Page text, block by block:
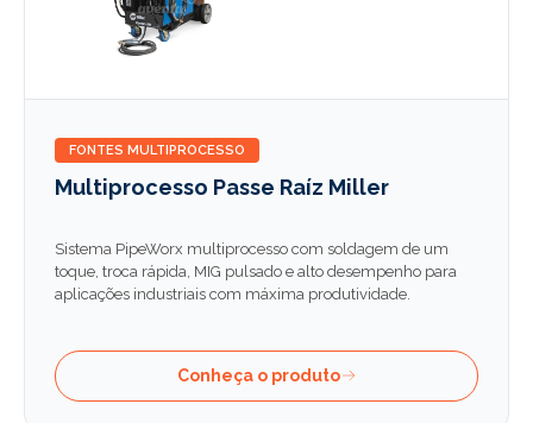
FONTES MULTIPROCESSO
Multiprocesso Passe Raíz Miller
Sistema PipeWorx multiprocesso com soldagem de um
toque, troca rápida, MIG pulsado e alto desempenho para
aplicações industriais com máxima produtividade.
Conheça o produto